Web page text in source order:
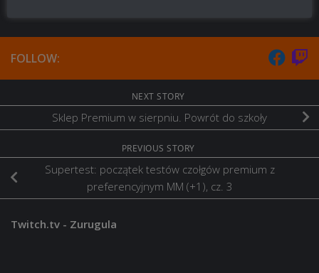
FOLLOW:
NEXT STORY
Sklep Premium w sierpniu. Powrót do szkoły
PREVIOUS STORY
Supertest: początek testów czołgów premium z
preferencyjnym MM (+1), cz. 3
Twitch.tv - Zurugula